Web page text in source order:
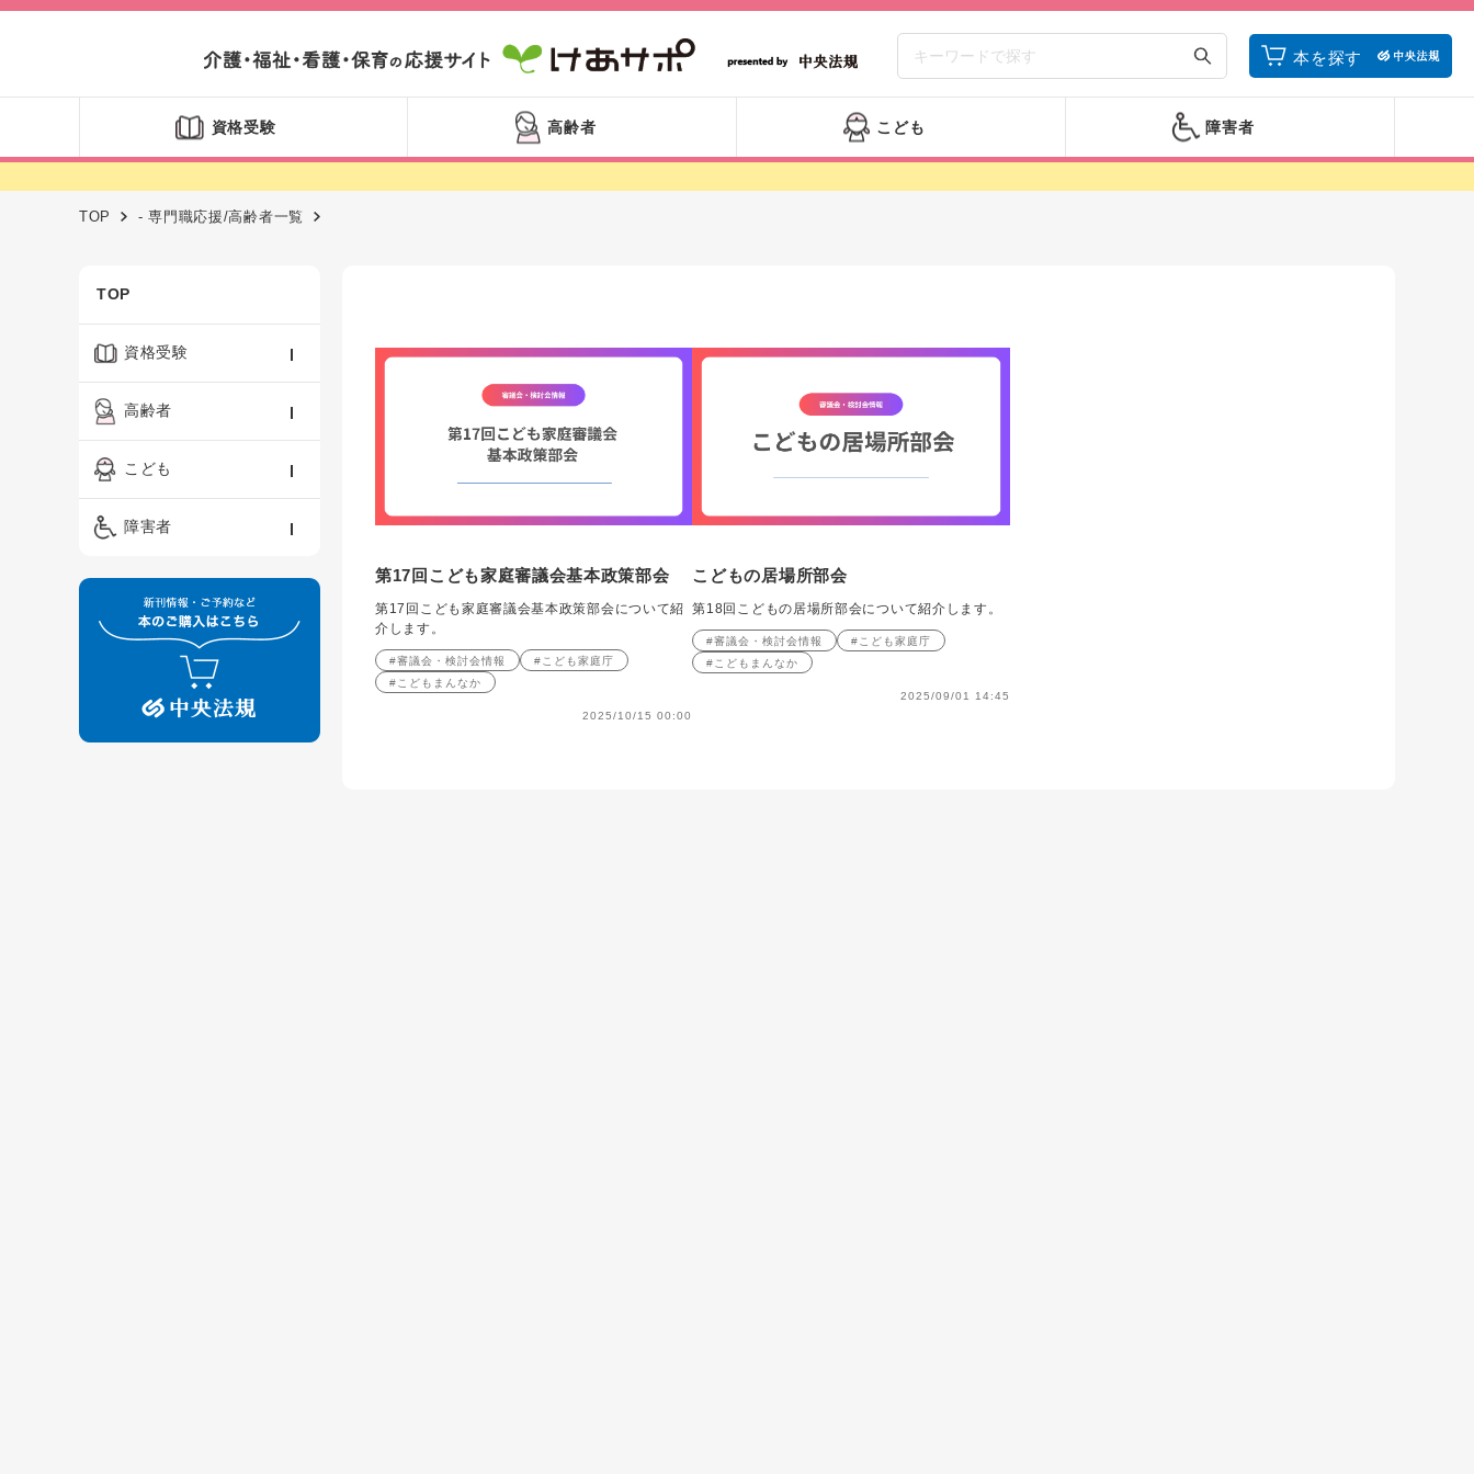
本を探す
資格受験 高齢者 こども 障害者
TOP - 専門職応援/高齢者一覧
TOP
資格受験
ケアマネジャー
精神保健福祉士
保育士
高齢者
認知症ケア・介護技術
ーシャルワーク
看護
制度
こども
保育・教育／発達障害
障害者
障害者支援・福祉 第17回こども家庭審議会基本政策部会
第17回こども家庭審議会基本政策部会について紹
介します。
#審議会・検討会情報
#こども家庭庁
#こどもまんなか
2025/10/15 00:00
こどもの居場所部会
第18回こどもの居場所部会について紹介します。
#審議会・検討会情報
#こども家庭庁
#こどもまんなか
2025/09/01 14:45